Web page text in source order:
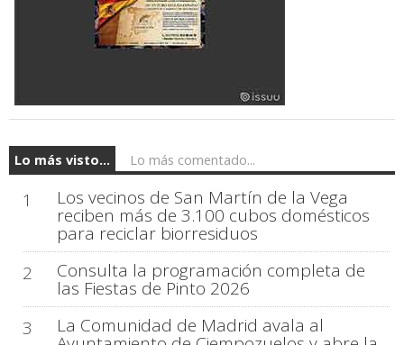
Lo más visto... Lo más comentado...
1 Los vecinos de San Martín de la Vega
reciben más de 3.100 cubos domésticos
para reciclar biorresiduos
2
Consulta la programación completa de
las Fiestas de Pinto 2026
3
La Comunidad de Madrid avala al